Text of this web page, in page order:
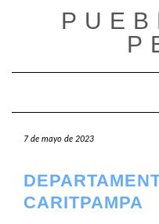
7 de mayo de 2023
CARITPAMPA